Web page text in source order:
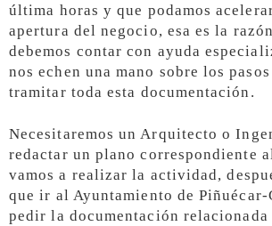
última horas y que podamos
apertura del negocio, esa es la
debemos contar con ayuda
nos echen una mano sobre los
tramitar toda esta documentación.
Necesitaremos un Arquitecto o
redactar un plano correspondiente
vamos a realizar la actividad,
que ir al Ayuntamiento de Piñuécar-
pedir la documentación relacionada